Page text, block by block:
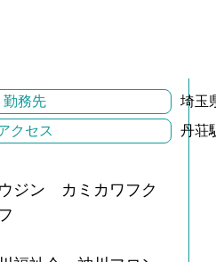
勤務先
埼玉
クセス
丹荘
ジン カミカワフク